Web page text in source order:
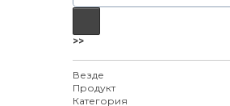
>>
Везде
Продукт
Категория